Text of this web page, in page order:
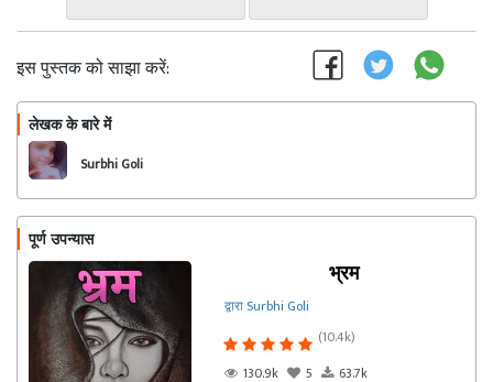
इस पुस्तक को साझा करें:
लेखक के बारे में
Surbhi Goli
पूर्ण उपन्यास
भ्रम
द्वारा Surbhi Goli
(10.4k)
130.9k
5 63.7k